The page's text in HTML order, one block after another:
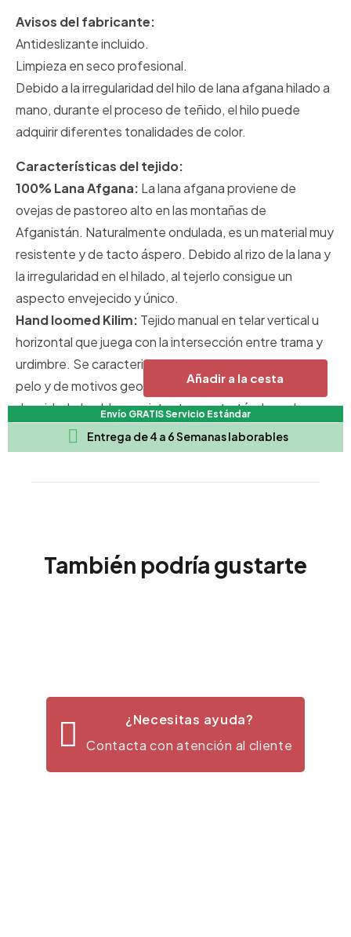
Añadir a la cesta
Envío GRATIS Servicio Estándar
 Entrega de 4 a 6 Semanas laborables
Avisos del fabricante:
Antideslizante incluido.
Limpieza en seco profesional.
Debido a la irregularidad del hilo de lana afgana hilado a
mano, durante el proceso de teñido, el hilo puede
adquirir diferentes tonalidades de color.
Características del tejido:
100% Lana Afgana: La lana afgana proviene de
ovejas de pastoreo alto en las montañas de
Afganistán. Naturalmente ondulada, es un material muy
resistente y de tacto áspero. Debido al rizo de la lana y
la irregularidad en el hilado, al tejerlo consigue un
aspecto envejecido y único.
Hand loomed Kilim: Tejido manual en telar vertical u
horizontal que juega con la intersección entre trama y
urdimbre. Se caracteriza por ser de poco espesor, sin
pelo y de motivos geométricos. Alfombras de alta
densidad, durable y resistente, aun tratándose de
alfombras muy ligeras.
También podría gustarte
¿Necesitas ayuda?
Contacta con atención al cliente